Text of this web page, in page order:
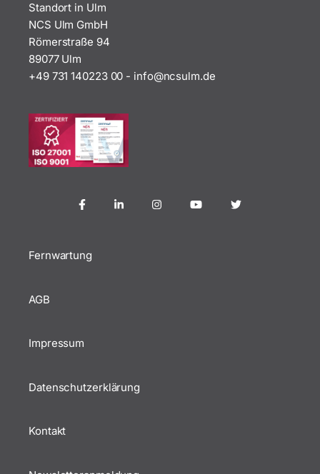
Standort in Ulm
NCS Ulm GmbH
Römerstraße 94
89077 Ulm
+49 731 140223 00 - ed.ml
uscn@
ofni
Fernwartung
AGB
Impressum
Datenschutzerklärung
Kontakt